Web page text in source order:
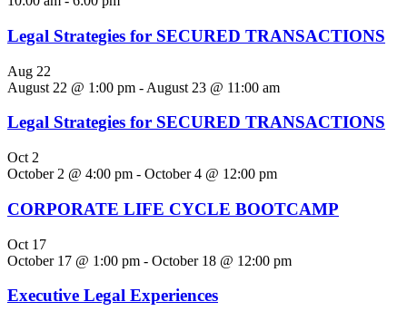
Legal Strategies for SECURED TRANSACTIONS
Aug 22
August 22 @ 1:00 pm - August 23 @ 11:00 am
Legal Strategies for SECURED TRANSACTIONS
Oct 2
October 2 @ 4:00 pm - October 4 @ 12:00 pm
CORPORATE LIFE CYCLE BOOTCAMP
Oct 17
October 17 @ 1:00 pm - October 18 @ 12:00 pm
Executive Legal Experiences